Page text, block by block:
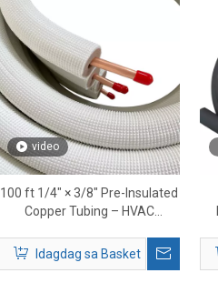
video
100 ft 1/4″ × 3/8″ Pre-Insulated
Copper Tubing – HVAC
Idagdag sa Basket